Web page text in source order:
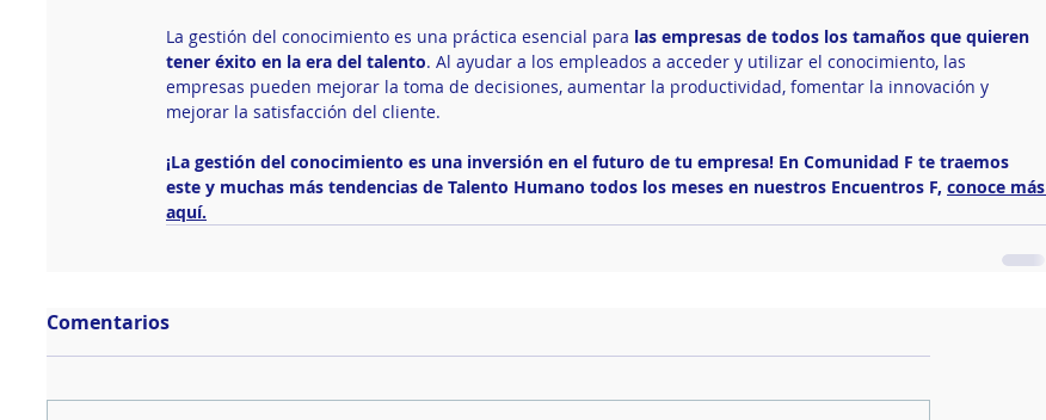
La gestión del conocimiento es una práctica esencial para las empresas de todos los tamaños que quieren
tener éxito en la era del talento. Al ayudar a los empleados a acceder y utilizar el conocimiento, las
empresas pueden mejorar la toma de decisiones, aumentar la productividad, fomentar la innovación y
mejorar la satisfacción del cliente.
¡La gestión del conocimiento es una inversión en el futuro de tu empresa! En Comunidad F te traemos
este y muchas más tendencias de Talento Humano todos los meses en nuestros Encuentros F, conoce más
aquí.
Comentarios